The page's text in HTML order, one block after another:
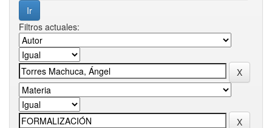
Filtros actuales: